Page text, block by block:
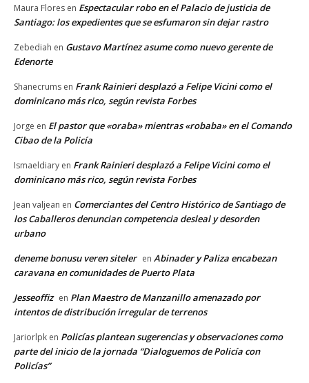
Maura Flores en Espectacular robo en el Palacio de justicia de
Santiago: los expedientes que se esfumaron sin dejar rastro
Zebediah en Gustavo Martínez asume como nuevo gerente de
Edenorte
Shanecrums en Frank Rainieri desplazó a Felipe Vicini como el
dominicano más rico, según revista Forbes
Jorge en El pastor que «oraba» mientras «robaba» en el Comando
Cibao de la Policía
Ismaeldiary en Frank Rainieri desplazó a Felipe Vicini como el
dominicano más rico, según revista Forbes
Jean valjean en Comerciantes del Centro Histórico de Santiago de
los Caballeros denuncian competencia desleal y desorden
urbano
deneme bonusu veren siteler en Abinader y Paliza encabezan
caravana en comunidades de Puerto Plata
Jesseoffiz en Plan Maestro de Manzanillo amenazado por
intentos de distribución irregular de terrenos
Jariorlpk en Policías plantean sugerencias y observaciones como
parte del inicio de la jornada “Dialoguemos de Policía con
Policías”